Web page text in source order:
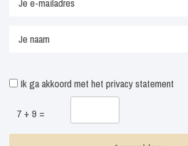
Ik ga akkoord met het privacy statement
7 + 9 =